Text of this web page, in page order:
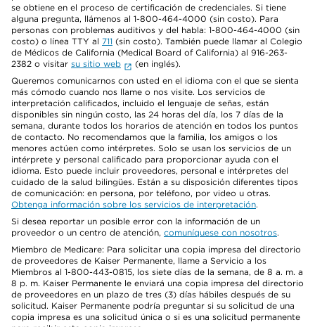
se obtiene en el proceso de certificación de credenciales. Si tiene
alguna pregunta, llámenos al 1-800-464-4000 (sin costo). Para
personas con problemas auditivos y del habla: 1-800-464-4000 (sin
costo) o línea TTY al 711 (sin costo). También puede llamar al Colegio
de Médicos de California (Medical Board of California) al 916-263-
2382 o visitar su sitio web
(en inglés).
Queremos comunicarnos con usted en el idioma con el que se sienta
más cómodo cuando nos llame o nos visite. Los servicios de
interpretación calificados, incluido el lenguaje de señas, están
disponibles sin ningún costo, las 24 horas del día, los 7 días de la
semana, durante todos los horarios de atención en todos los puntos
de contacto. No recomendamos que la familia, los amigos o los
menores actúen como intérpretes. Solo se usan los servicios de un
intérprete y personal calificado para proporcionar ayuda con el
idioma. Esto puede incluir proveedores, personal e intérpretes del
cuidado de la salud bilingües. Están a su disposición diferentes tipos
de comunicación: en persona, por teléfono, por video u otras.
Obtenga información sobre los servicios de interpretación.
Si desea reportar un posible error con la información de un
proveedor o un centro de atención, comuníquese con nosotros.
Miembro de Medicare: Para solicitar una copia impresa del directorio
de proveedores de Kaiser Permanente, llame a Servicio a los
Miembros al 1-800-443-0815, los siete días de la semana, de 8 a. m. a
8 p. m. Kaiser Permanente le enviará una copia impresa del directorio
de proveedores en un plazo de tres (3) días hábiles después de su
solicitud. Kaiser Permanente podría preguntar si su solicitud de una
copia impresa es una solicitud única o si es una solicitud permanente